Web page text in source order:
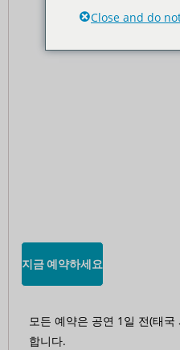
지금 예약하세요
모든 예약은 공연 1일 전(태
합니다.
Close and do